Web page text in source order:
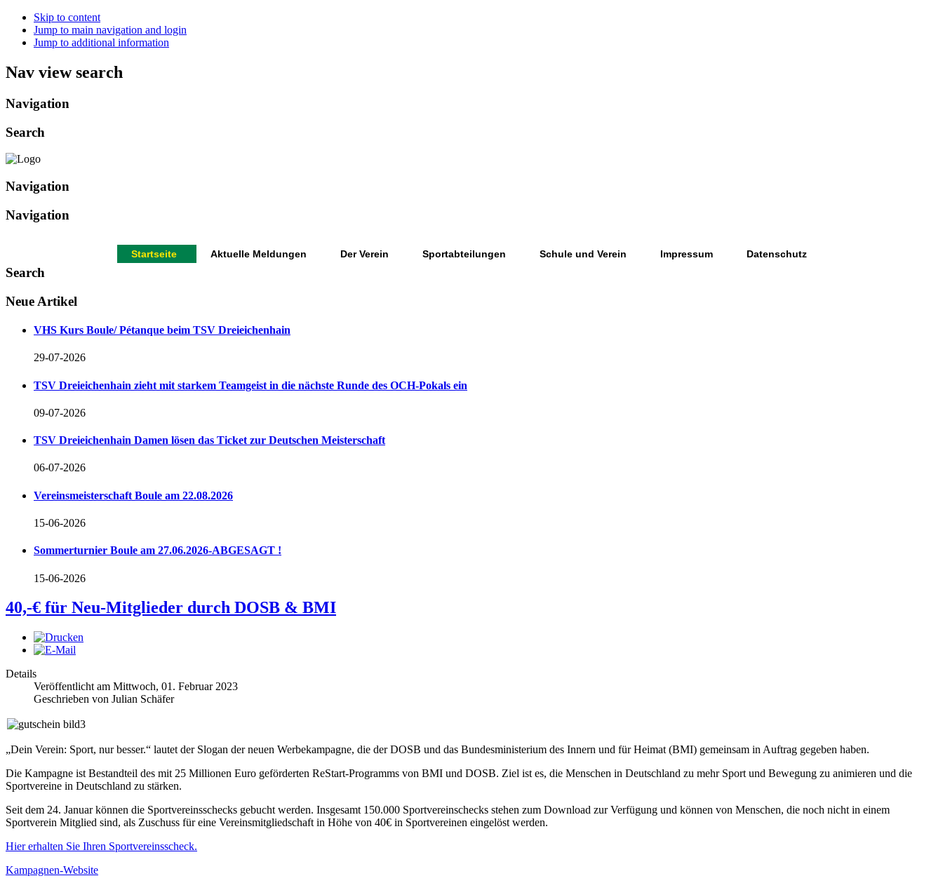
Skip to content
Jump to main navigation and login
Jump to additional information
Nav view search
Navigation
Search
Navigation
Navigation
Startseite Aktuelle Meldungen Der Verein Sportabteilungen Schule und Verein Impressum Datenschutz
Search
Neue Artikel
VHS Kurs Boule/ Pétanque beim TSV Dreieichenhain
29-07-2026
TSV Dreieichenhain zieht mit starkem Teamgeist in die nächste Runde des OCH-Pokals ein
09-07-2026
TSV Dreieichenhain Damen lösen das Ticket zur Deutschen Meisterschaft
06-07-2026
Vereinsmeisterschaft Boule am 22.08.2026
15-06-2026
Sommerturnier Boule am 27.06.2026-ABGESAGT !
15-06-2026
40,-€ für Neu-Mitglieder durch DOSB & BMI
Details
Veröffentlicht am Mittwoch, 01. Februar 2023
Geschrieben von Julian Schäfer
„Dein Verein: Sport, nur besser.“ lautet der Slogan der neuen Werbekampagne, die der DOSB und das Bundesministerium des Innern und für Heimat (BMI) gemeinsam in Auftrag gegeben haben.
Die Kampagne ist Bestandteil des mit 25 Millionen Euro geförderten ReStart-Programms von BMI und DOSB. Ziel ist es, die Menschen in Deutschland zu mehr Sport und Bewegung zu animieren und die
Sportvereine in Deutschland zu stärken.
Seit dem 24. Januar können die Sportvereinsschecks gebucht werden. Insgesamt 150.000 Sportvereinschecks stehen zum Download zur Verfügung und können von Menschen, die noch nicht in einem
Sportverein Mitglied sind, als Zuschuss für eine Vereinsmitgliedschaft in Höhe von 40€ in Sportvereinen eingelöst werden.
Hier erhalten Sie Ihren Sportvereinsscheck.
Kampagnen-Website